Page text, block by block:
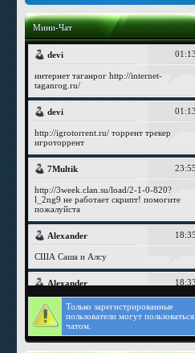
Мини-Чат
Только зарегистрированные
пользователи могут пользоваться
чатом.